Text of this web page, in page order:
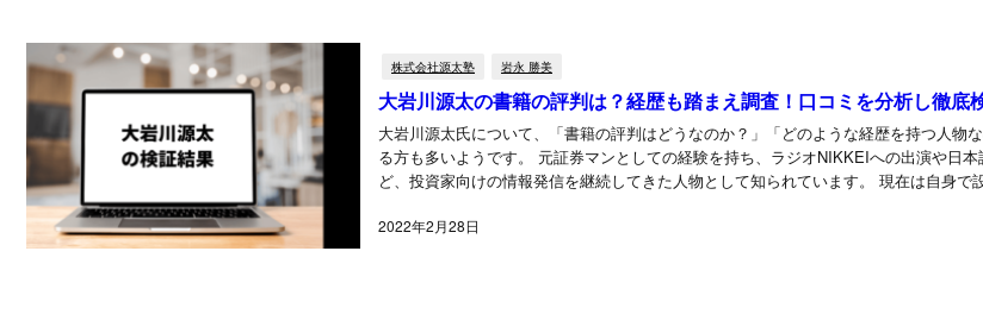
株式会社源太塾 岩永 勝美
大岩川源太の書籍の評判は？経歴も踏まえ調査！口コミを分析し徹底
2022年2月28日
大岩川源太氏について、「書籍の評判はどうなのか？」「どのような経歴を持つ人物
る方も多いようです。 元証券マンとしての経験を持ち、ラジオNIKKEIへの出演や日
ど、投資家向けの情報発信を継続してきた人物として知られています。 現在は自身で設立した会社の代表を務